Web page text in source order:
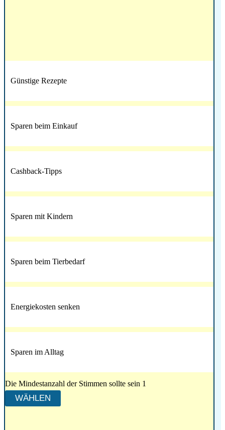
Günstige Rezepte
Sparen beim Einkauf
Cashback-Tipps
Sparen mit Kindern
Sparen beim Tierbedarf
Energiekosten senken
Sparen im Alltag
Die Mindestanzahl der Stimmen sollte sein 1